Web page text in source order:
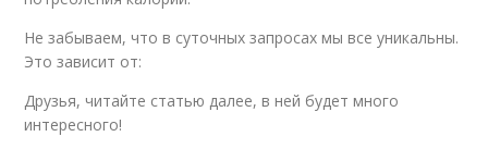
Не забываем, что в суточных запросах мы все уникальны.
Это зависит от:
Друзья, читайте статью далее, в ней будет много
интересного!